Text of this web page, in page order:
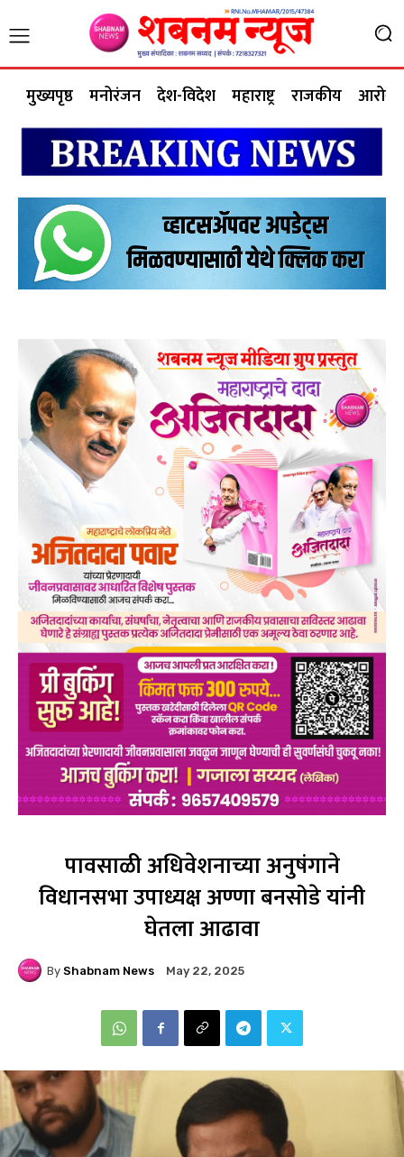
मुख्यपृष्ठ मनोरंजन देश-विदेश महाराष्ट्र राजकीय आरोग्य
पावसाळी अधिवेशनाच्या अनुषंगाने
विधानसभा उपाध्यक्ष अण्णा बनसोडे यांनी
घेतला आढावा
By Shabnam News May 22, 2025